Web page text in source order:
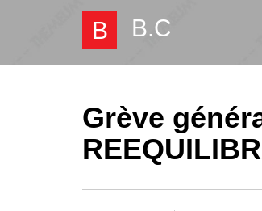
B B.C
Grève